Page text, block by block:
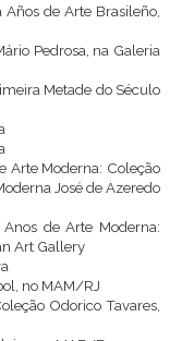
de Arte Brasileño,
Pedrosa, na Galeria
Metade do Século
Arte Moderna: Coleção
José de Azeredo
de Arte Moderna:
Art Gallery
no MAM/RJ
Odorico Tavares,